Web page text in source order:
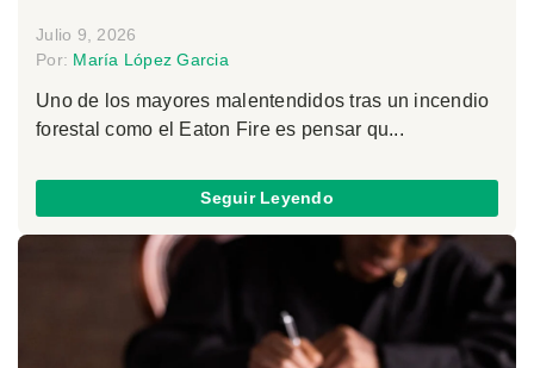
Julio 9, 2026
Por: María López Garcia
Uno de los mayores malentendidos tras un incendio
forestal como el Eaton Fire es pensar qu...
Seguir Leyendo